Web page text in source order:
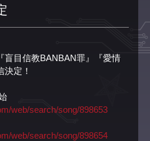
盲目信教BANBAN罪』『愛情
定！
web/search/song/898653
web/search/song/898654